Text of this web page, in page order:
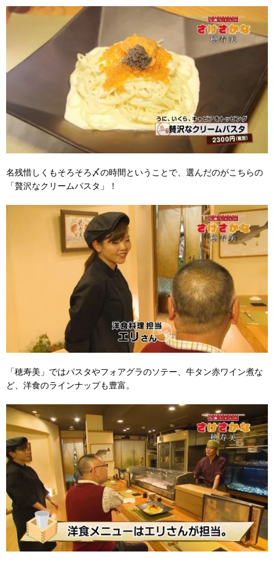
名残惜しくもそろそろ〆の時間ということで、選んだのがこちらの
「贅沢なクリームパスタ」！
「穂寿美」ではパスタやフォアグラのソテー、牛タン赤ワイン煮な
ど、洋食のラインナップも豊富。